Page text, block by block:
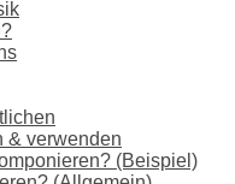
& verwenden
(Beispiel)